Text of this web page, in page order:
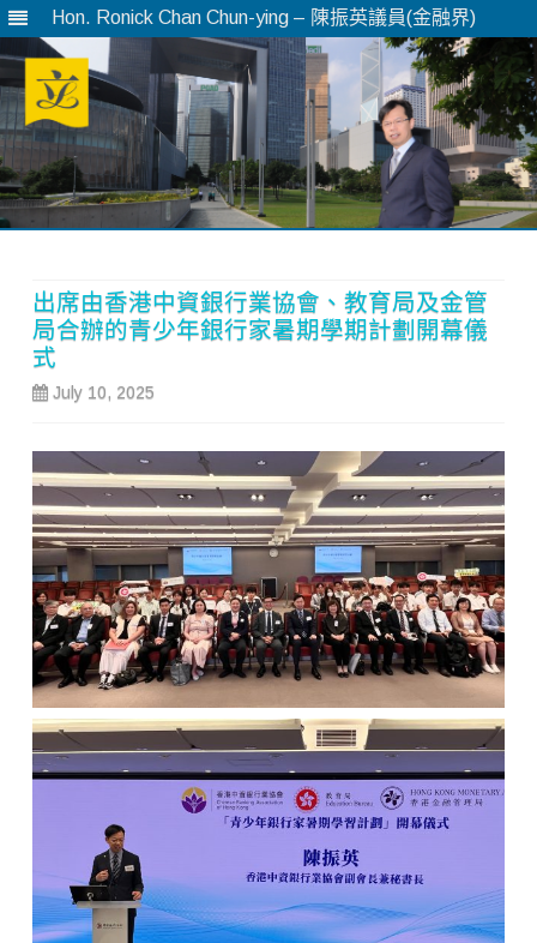
Hon. Ronick Chan Chun-ying – 陳振英議員(金融界)
出席由香港中資銀行業協會、教育局及金管
局合辦的青少年銀行家暑期學期計劃開幕儀
式
July 10, 2025